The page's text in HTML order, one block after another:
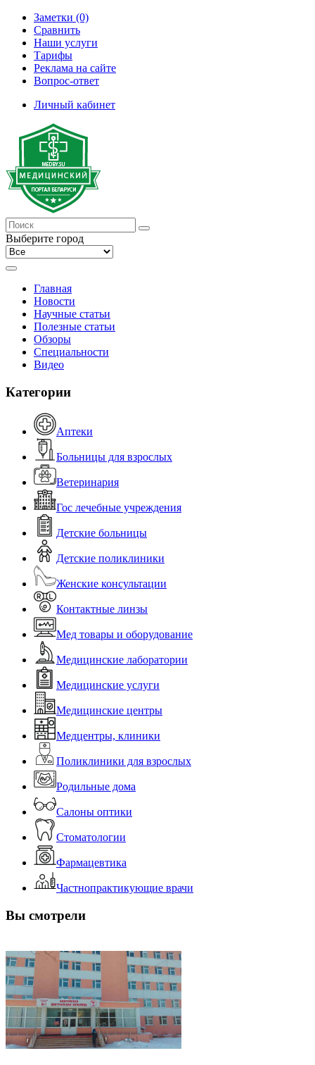
Заметки (0)
Сравнить
Наши услуги
Тарифы
Реклама на сайте
Вопрос-ответ
Личный кабинет
Выберите город
Главная
Новости
Научные статьи
Полезные статьи
Обзоры
Специальности
Видео
Категории
Аптеки
Больницы для взрослых
Ветеринария
Гос лечебные учреждения
Детские больницы
Детские поликлиники
Женские консультации
Контактные линзы
Мед товары и оборудование
Медицинские лаборатории
Медицинские услуги
Медицинские центры
Медцентры, клиники
Поликлиники для взрослых
Родильные дома
Салоны оптики
Стоматологии
Фармацевтика
Частнопрактикующие врачи
Вы смотрели